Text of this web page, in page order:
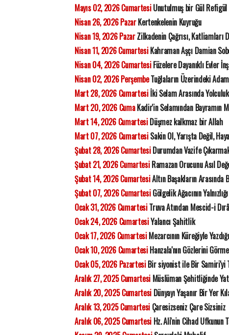
Mayıs 02, 2026 CumartesiUnutulmuş bir Gül Refigül
Nisan 26, 2026 PazarKertenkelenin Kuyruğu
Nisan 19, 2026 PazarZilkadenin Çağrısı, Katliamları
Nisan 11, 2026 CumartesiKahraman Aşçı Damian
Nisan 04, 2026 CumartesiFüzelere Dayanıklı Evler
Nisan 02, 2026 PerşembeTuğlaların Üzerindeki Adam
Mart 28, 2026 Cumartesiİki Selam Arasında Yolculuk
Mart 20, 2026 CumaKadir'in Selamından Bayramın
Mart 14, 2026 CumartesiDüşmez kalkmaz bir Allah
Mart 07, 2026 CumartesiSakin Ol, Yarışta Değil,
Şubat 28, 2026 CumartesiDurumdan Vazife
Şubat 21, 2026 CumartesiRamazan Orucunu Asıl
Şubat 14, 2026 CumartesiAltın Başakların Arasında
Şubat 07, 2026 CumartesiGölgelik Ağacının Yalnızlığı
Ocak 31, 2026 CumartesiTruva Atından Mescid-i
Ocak 24, 2026 CumartesiYalancı Şahitlik
Ocak 17, 2026 CumartesiMezarcının Küreğiyle
Ocak 10, 2026 CumartesiHanzala'nın Gözlerini
Ocak 05, 2026 PazartesiBir siyonist ile Bir Samiri'yi
Aralık 27, 2025 Cumartesi Müslüman Şehitliğinde
Aralık 20, 2025 Cumartesi Dünyayı Yaşanır Bir Yer
Aralık 13, 2025 Cumartesi Çaresizseniz Çare Sizsiniz
Aralık 06, 2025 Cumartesi Hz. Ali'nin Cihad Ufkunun